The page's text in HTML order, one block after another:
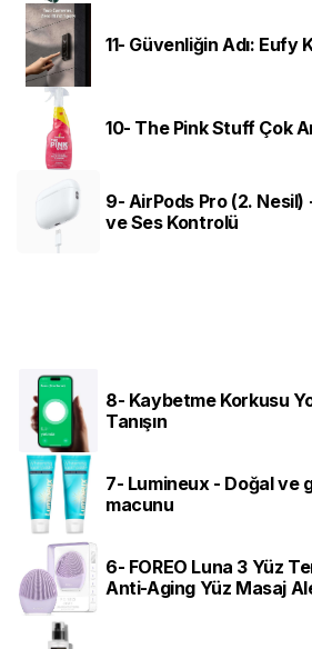
11- Güvenliğin Adı: Eufy
10- The Pink Stuff Çok
9- AirPods Pro (2. Nesil)
ve Ses Kontrolü
8- Kaybetme Korkusu
Tanışın
7- Lumineux - Doğal ve
macunu
6- FOREO Luna 3 Yüz
Anti-Aging Yüz Masaj